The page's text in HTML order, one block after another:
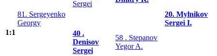
Sergei
1:1
81. Sergeyenko
Georgy
20. Mylnikov
Sergei I.
40 .
Denisov
Sergei
58 . Stepanov
Yegor A.